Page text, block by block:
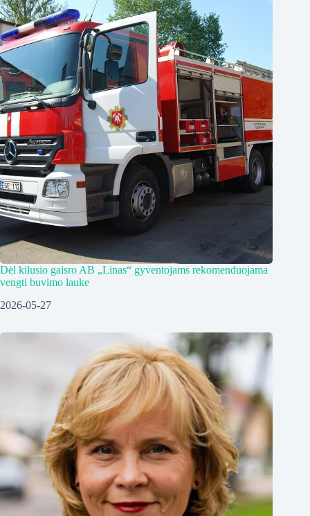
Dėl kilusio gaisro AB „Linas“ gyventojams rekomenduojama
vengti buvimo lauke
2026-05-27